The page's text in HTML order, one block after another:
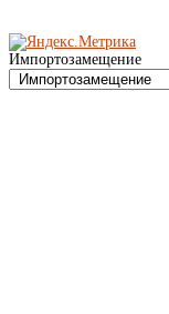
Зажимы контактные***
Импортозамещение